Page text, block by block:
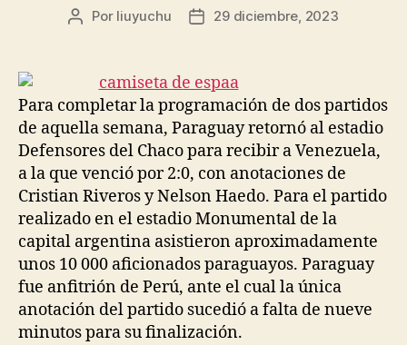
Autor
entrada
Por liuyuchu
Fecha
entrada
29 diciembre, 2023
Para completar la programación de dos partidos
de aquella semana, Paraguay retornó al estadio
Defensores del Chaco para recibir a Venezuela,
a la que venció por 2:0, con anotaciones de
Cristian Riveros y Nelson Haedo. Para el partido
realizado en el estadio Monumental de la
capital argentina asistieron aproximadamente
unos 10 000 aficionados paraguayos. Paraguay
fue anfitrión de Perú, ante el cual la única
anotación del partido sucedió a falta de nueve
minutos para su finalización.